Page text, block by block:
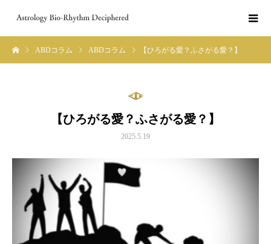
ABDコラム ABDコラム 【ひろがる愛？ふさがる愛？】
【ひろがる愛？ふさがる愛？】
2025.5.19